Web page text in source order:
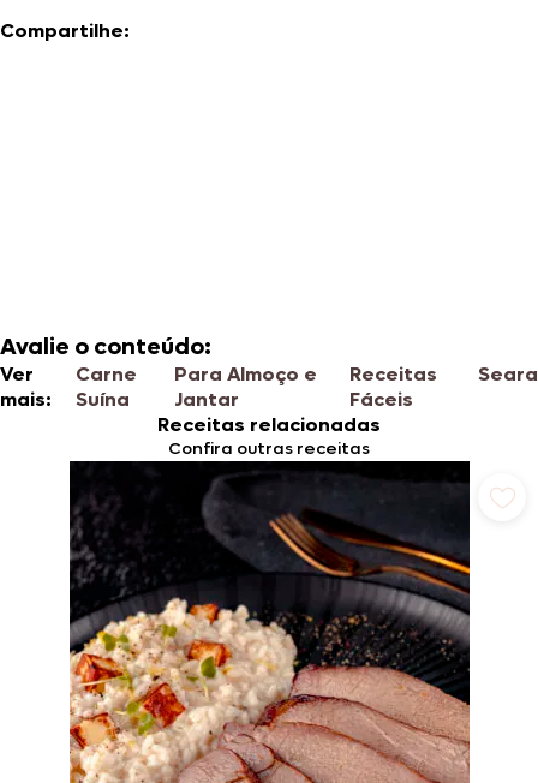
Compartilhe:
Avalie o conteúdo:
Ver
mais:
Carne
Suína
Para Almoço e
Jantar
Receitas
Fáceis
Seara
Receitas relacionadas
Confira outras receitas